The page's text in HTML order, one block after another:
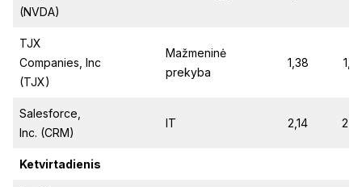
(NVDA)
TJX
Companies, Inc
(TJX)
Mažmeninė
prekyba
1,38
Salesforce,
Inc. (CRM)
IT 2,14
Ketvirtadienis